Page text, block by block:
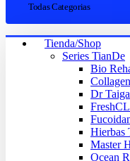
Todas Categorias
Tienda/Shop
Series TianDe
Bio
Dr Taiga
Hierbas
Master
Ocean